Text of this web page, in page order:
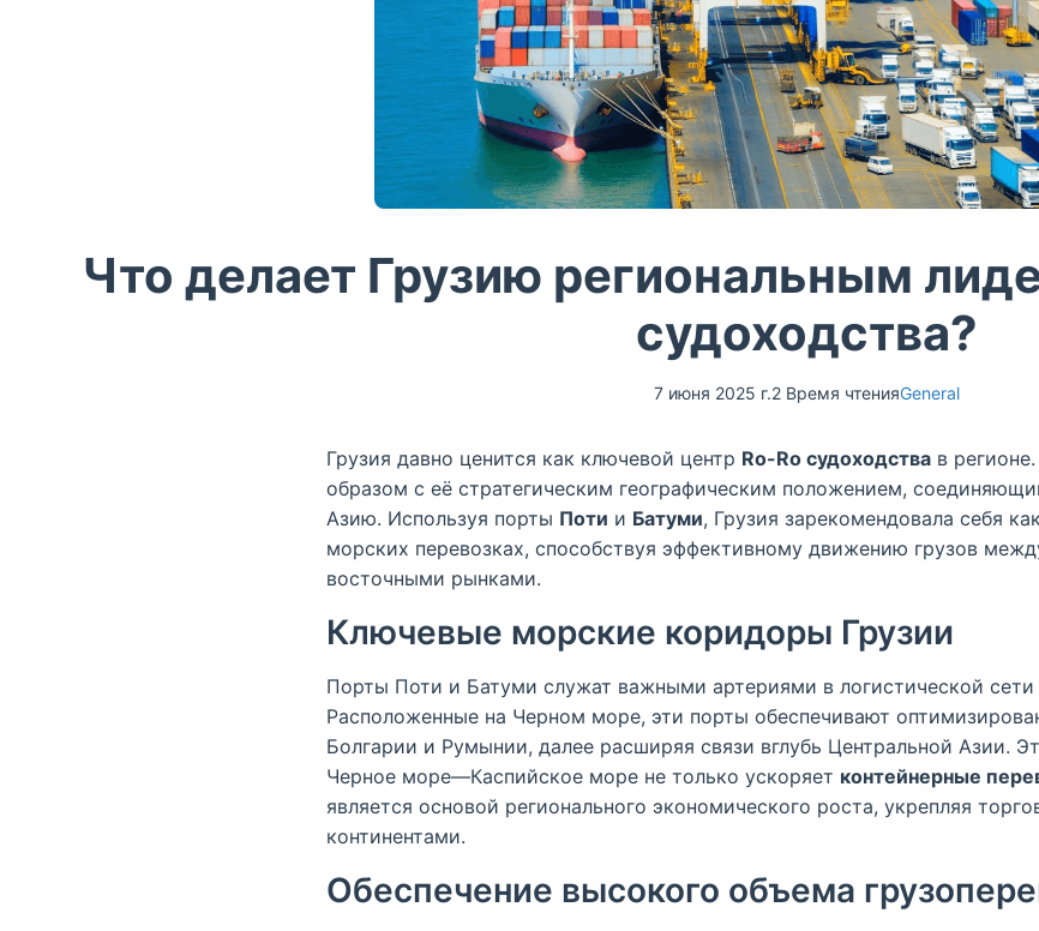
Что делает Грузию региональным
судоходства?
7 июня 2025 г.2 Время чтенияGeneral
Грузия давно ценится как ключевой центр Ro-Ro судоходства в
образом с её стратегическим географическим положением,
Азию. Используя порты Поти и Батуми, Грузия зарекомендовала себя
морских перевозках, способствуя эффективному движению грузов
восточными рынками.
Ключевые морские коридоры Грузии
Порты Поти и Батуми служат важными артериями в логистической сети
Расположенные на Черном море, эти порты обеспечивают
Болгарии и Румынии, далее расширяя связи вглубь Центральной Азии.
Черное море—Каспийское море не только ускоряет контейнерные
является основой регионального экономического роста, укрепляя
континентами.
Обеспечение высокого объема